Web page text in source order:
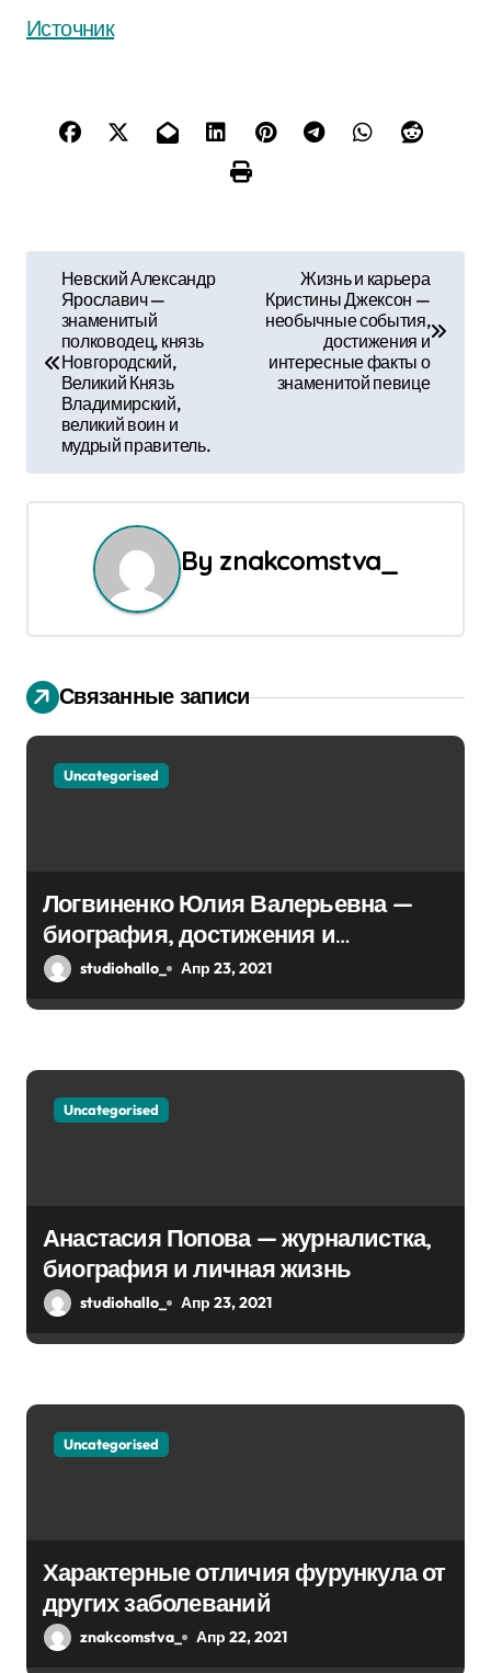
Источник
в
а
я
п
о
и
я
Невский Александр
Ярославич —
знаменитый
полководец, князь
Новгородский,
Великий Князь
Владимирский,
великий воин и
мудрый правитель.
Жизнь и карьера
Кристины Джексон —
необычные события,
достижения и
интересные факты о
знаменитой певице
By znakcomstva_
Связанные записи
Uncategorised
Логвиненко Юлия Валерьевна —
биография, достижения и
интересные факты Колпино
studiohallo_ Апр 23, 2021
Uncategorised
Анастасия Попова — журналистка,
биография и личная жизнь
studiohallo_ Апр 23, 2021
Uncategorised
Характерные отличия фурункула от
других заболеваний
znakcomstva_ Апр 22, 2021